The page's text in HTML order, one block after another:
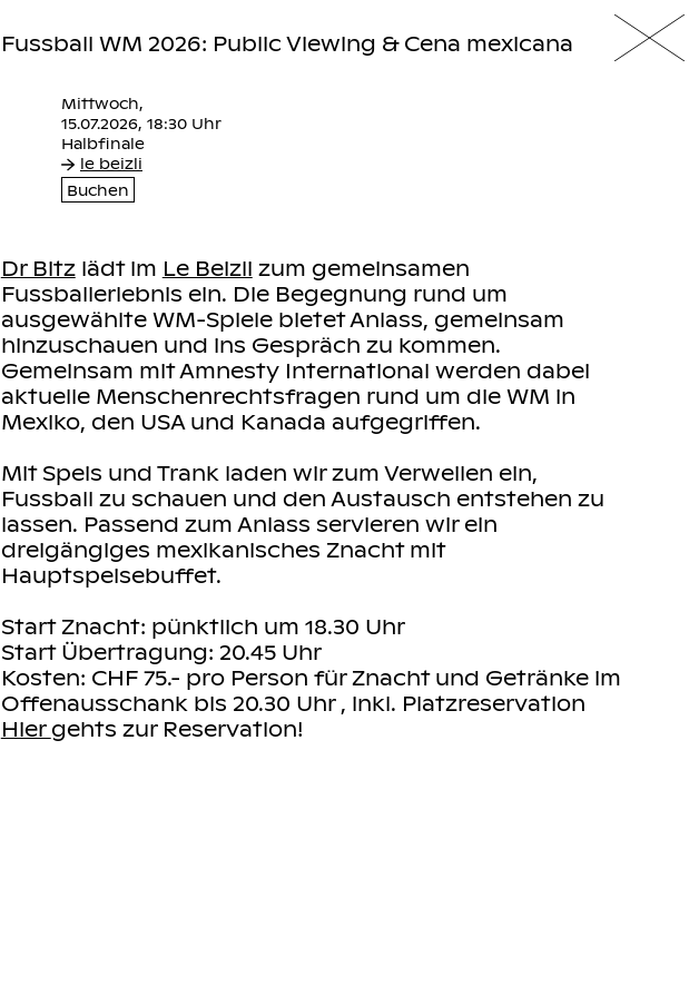
Fussball WM 2026: Public Viewing & Cena mexicana
Mittwoch,
15.07.2026, 18:30 Uhr
Halbfinale
le beizli
Buchen
Dr Bitzlädt im Le Beizli zum gemeinsamen
Fussballerlebnis ein. Die Begegnung rund um
ausgewählte WM-Spiele bietet Anlass, gemeinsam
hinzuschauen und ins Gespräch zu kommen.
Gemeinsam mit Amnesty International werden dabei
aktuelle Menschenrechtsfragen rund um die WM in
Mexiko, den USA und Kanada aufgegriffen.
Mit Speis und Trank laden wir zum Verweilen ein,
Fussball zu schauen und den Austausch entstehen zu
lassen. Passend zum Anlass servieren wir ein
dreigängiges mexikanisches Znacht mit
Hauptspeisebuffet.
Start Znacht: pünktlich um 18.30 Uhr
Start Übertragung: 20.45 Uhr
Kosten: CHF 75.- pro Person für Znacht und Getränke im
Offenausschank bis 20.30 Uhr , inkl. Platzreservation
Hiergehts zur Reservation!